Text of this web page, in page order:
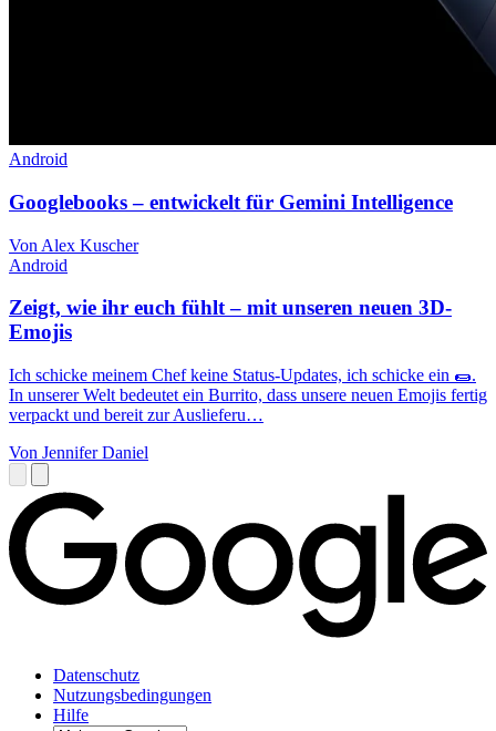
Android
Googlebooks – entwickelt für Gemini Intelligence
Von Alex Kuscher
Android
Zeigt, wie ihr euch fühlt – mit unseren neuen 3D-
Emojis
Ich schicke meinem Chef keine Status-Updates, ich schicke ein 🌯.
In unserer Welt bedeutet ein Burrito, dass unsere neuen Emojis fertig
verpackt und bereit zur Auslieferu…
Von Jennifer Daniel
Datenschutz
Nutzungsbedingungen
Hilfe